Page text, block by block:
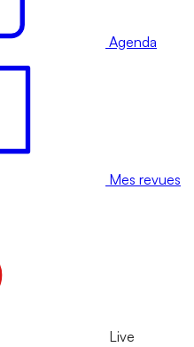
Agenda
Mes revues
Live